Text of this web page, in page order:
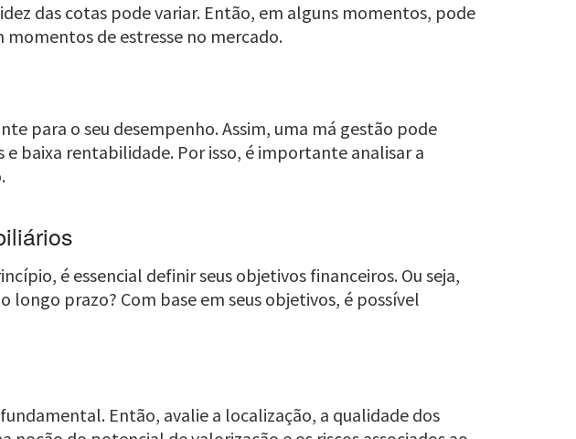
das cotas pode variar. Então, em alguns momentos, pode
de estresse no mercado.
para o seu desempenho. Assim, uma má gestão pode
baixa rentabilidade. Por isso, é importante analisar a
é essencial definir seus objetivos financeiros. Ou seja,
prazo? Com base em seus objetivos, é possível
Então, avalie a localização, a qualidade dos